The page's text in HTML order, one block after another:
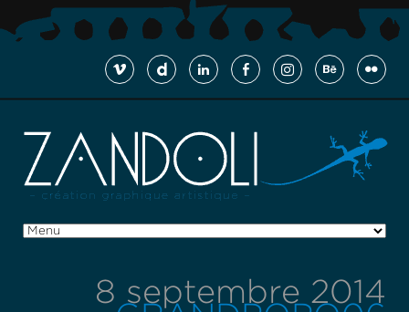
8 septembre 2014